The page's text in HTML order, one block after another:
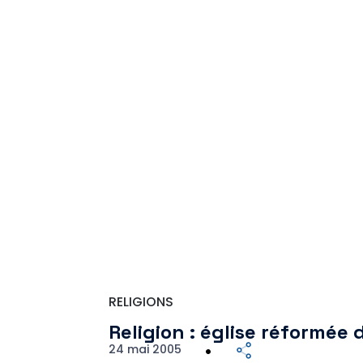
RELIGIONS
Religion : église réformée
24 mai 2005